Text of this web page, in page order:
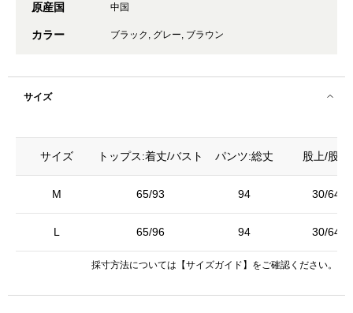
原産国 中国
カラー ブラック, グレー, ブラウン
サイズ
サイズ
M
L
トップス:着丈/バスト パンツ:総丈 股上/股下
65/93 94 30/64
65/96 94 30/64
採寸方法については 【サイズガイド】 をご確認ください。